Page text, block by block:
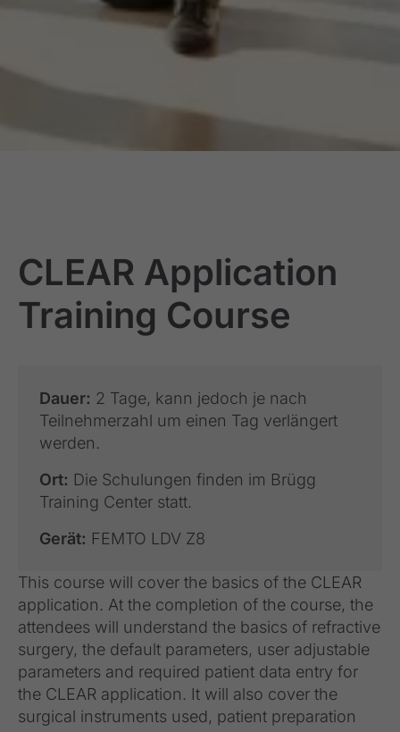
CLEAR Application
Training Course
Dauer: 2 Tage, kann jedoch je nach
Teilnehmerzahl um einen Tag verlängert
werden.
Ort: Die Schulungen finden im Brügg
Training Center statt.
Gerät: FEMTO LDV Z8
This course will cover the basics of the CLEAR
application. At the completion of the course, the
attendees will understand the basics of refractive
surgery, the default parameters, user adjustable
parameters and required patient data entry for
the CLEAR application. It will also cover the
surgical instruments used, patient preparation